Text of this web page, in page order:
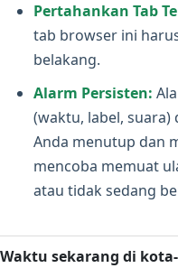
Pertahankan Tab
tab browser ini
belakang.
Alarm Persisten:
(waktu, label, suara)
Anda menutup dan
mencoba memuat
atau tidak sedang
Waktu sekarang di